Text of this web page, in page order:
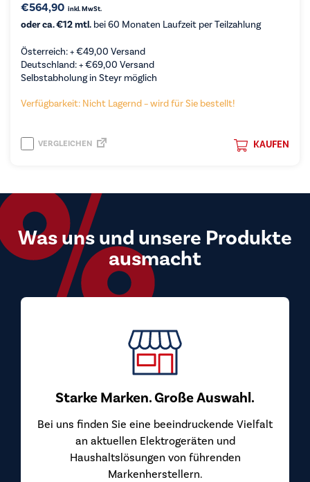
€564,90 inkl. MwSt.
oder ca. €12 mtl. bei 60 Monaten Laufzeit per Teilzahlung
Österreich: +€49,00 Versand
Deutschland: +€69,00 Versand
Selbstabholung in Steyr möglich
Verfügbarkeit: Nicht Lagernd – wird für Sie bestellt!
KAUFEN
VERGLEICHEN
Was uns und unsere Produkte
ausmacht
Starke Marken. Große Auswahl.
Bei uns finden Sie eine beeindruckende Vielfalt
an aktuellen Elektrogeräten und
Haushaltslösungen von führenden
Markenherstellern.